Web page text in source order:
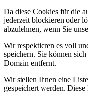
Da diese Cookies für die
jederzeit blockieren oder
abzulehnen, wenn Sie
Wir respektieren es voll
speichern. Sie können
Domain entfernt.
Wir stellen Ihnen eine
gespeichert werden.